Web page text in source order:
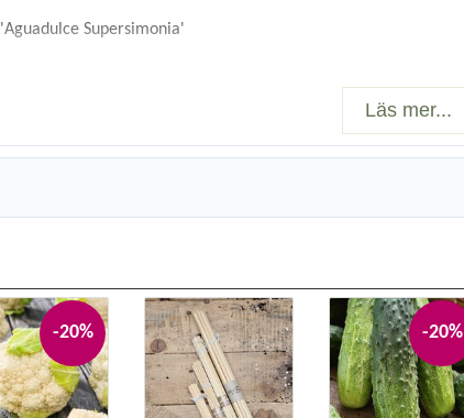
'Aguadulce Supersimonia'
Läs mer...
-20% -20%